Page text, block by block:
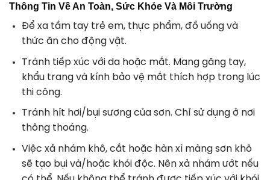
Thông Tin Về An Toàn, Sức Khỏe Và Môi Trường
Để xa tầm tay trẻ em, thực phẩm, đồ uống và
thức ăn cho động vật.
Tránh tiếp xúc với da hoặc mắt. Mang găng tay,
khẩu trang và kính bảo vệ mắt thích hợp trong lúc
thi công.
Tránh hít hơi/bụi sương của sơn. Chỉ sử dụng ở nơi
thông thoáng.
Việc xả nhám khô, cắt hoặc hàn xì màng sơn khô
sẽ tạo bụi và/hoặc khói độc. Nên xả nhám ướt nếu